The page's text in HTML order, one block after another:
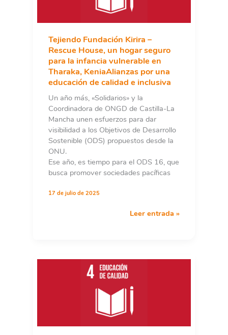
Tejiendo Fundación Kirira –
Rescue House, un hogar seguro
para la infancia vulnerable en
Tharaka, KeniaAlianzas por una
educación de calidad e inclusiva
Un año más, «Solidarios» y la
Coordinadora de ONGD de Castilla-La
Mancha unen esfuerzos para dar
visibilidad a los Objetivos de Desarrollo
Sostenible (ODS) propuestos desde la
ONU.
Ese año, es tiempo para el ODS 16, que
busca promover sociedades pacíficas
17 de julio de 2025
Tejiendo
hogar
para
Leer entrada »